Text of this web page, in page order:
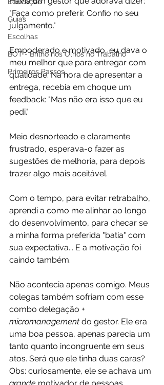
Guias
Escolhas
BOT - Brilho nos Olhos no Trabalho
Primeiros Passos
"Faça como preferir. Confio no seu
julgamento."
Empoderado e motivado, eu dava o
meu melhor que para entregar com
qualidade. Na hora de apresentar a
entrega, recebia em choque um
feedback: "Mas não era isso que eu
pedi."
Meio desnorteado e claramente
frustrado, esperava-o fazer as
sugestões de melhoria, para depois
trazer algo mais aceitável.
Com o tempo, para evitar retrabalho,
aprendi a como me alinhar ao longo
do desenvolvimento, para checar se
a minha forma preferida "batia" com
sua expectativa... E a motivação foi
caindo também.
Não acontecia apenas comigo. Meus
colegas também sofriam com esse
combo delegação +
micromanagement do gestor. Ele era
uma boa pessoa, apenas parecia um
tanto quanto incongruente em seus
atos. Será que ele tinha duas caras?
Obs: curiosamente, ele se achava um
grande motivador de pessoas.